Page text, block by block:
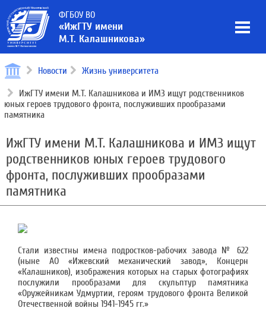
ФГБОУ ВО
«ИжГТУ имени
М.Т. Калашникова»
Новости Жизнь университета
ИжГТУ имени М.Т. Калашникова и ИМЗ ищут родственников
юных героев трудового фронта, послуживших прообразами
памятника
ИжГТУ имени М.Т. Калашникова и ИМЗ ищут
родственников юных героев трудового
фронта, послуживших прообразами
памятника
Стали известны имена подростков-рабочих завода № 622
(ныне АО «Ижевский механический завод», Концерн
«Калашников), изображения которых на старых фотографиях
послужили прообразами для скульптур памятника
«Оружейникам Удмуртии, героям трудового фронта Великой
Отечественной войны 1941-1945 гг.»